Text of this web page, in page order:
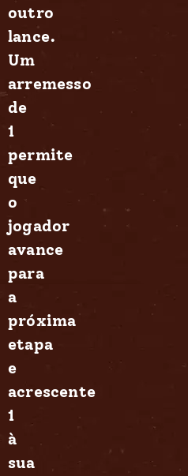
outro
lance.
Um
arremesso
de
1
permite
que
o
jogador
avance
para
a
próxima
etapa
e
acrescente
1
à
sua